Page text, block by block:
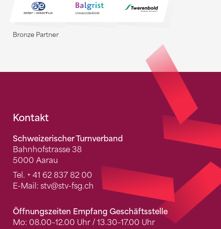
Bronze Partner
Fusszeile
Kontakt
Schweizerischer Turnverband
Bahnhofstrasse 38
5000 Aarau
Tel. + 41 62 837 82 00
E-Mail: stv@stv-fsg.ch
Öffnungszeiten Empfang Geschäftsstelle
Mo: 08.00–12.00 Uhr / 13.30–17.00 Uhr